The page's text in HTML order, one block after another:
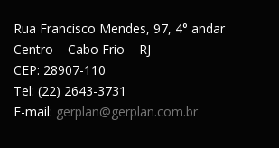
Rua Francisco Mendes, 97, 4° andar
Centro – Cabo Frio – RJ
CEP: 28907-110
Tel: (22) 2643-3731
E-mail: gerplan@gerplan.com.br